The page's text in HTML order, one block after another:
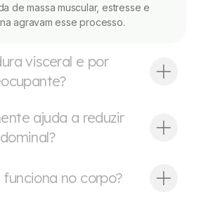
de massa muscular, estresse e
agravam esse processo.
visceral e por
ajuda a reduzir
no corpo?